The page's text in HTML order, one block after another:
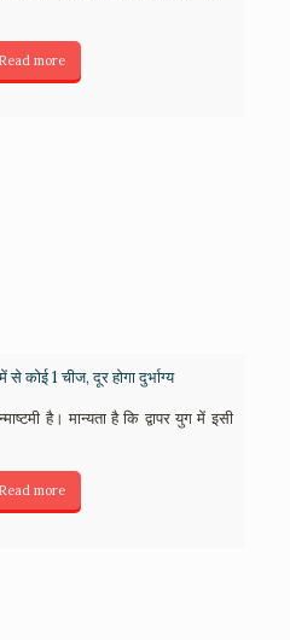
Read more
कोई 1 चीज, दूर होगा दुर्भाग्य
है। मान्यता है कि द्वापर युग में इसी
Read more